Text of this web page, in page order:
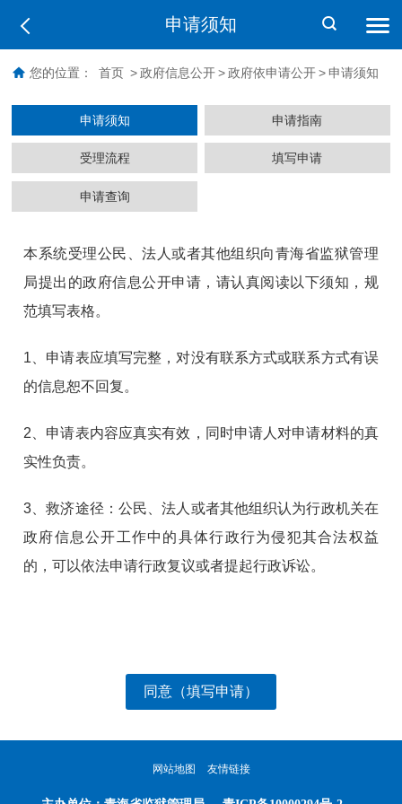
申请须知
您的位置： 首页 > 政府信息公开 > 政府依申请公开 > 申请须知
申请须知 申请指南
受理流程 填写申请
申请查询
本系统受理公民、法人或者其他组织向青海省监狱管理
局提出的政府信息公开申请，请认真阅读以下须知，规
范填写表格。
1、申请表应填写完整，对没有联系方式或联系方式有误
的信息恕不回复。
2、申请表内容应真实有效，同时申请人对申请材料的真
实性负责。
3、救济途径：公民、法人或者其他组织认为行政机关在
政府信息公开工作中的具体行政行为侵犯其合法权益
的，可以依法申请行政复议或者提起行政诉讼。
同意（填写申请）
网站地图 友情链接